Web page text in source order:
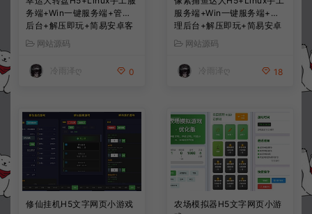
务端+Win一键服务端+管理
后台+解压即玩+简易安卓客
户端+详细搭建教程
网站源码
冷雨泽ღ 0
服务端+Win一键服务端+管
理后台+解压即玩+简易安卓
客户端+详细搭建教程
网站源码
冷雨泽ღ 18
修仙挂机H5文字网页小游戏
农场模拟器H5文字网页小游